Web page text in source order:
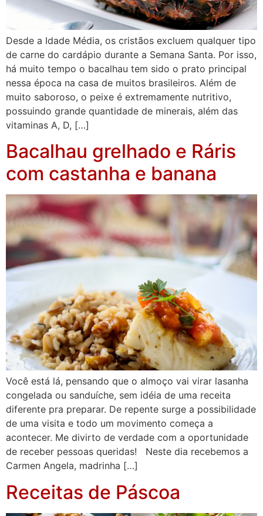
Desde a Idade Média, os cristãos excluem qualquer tipo
de carne do cardápio durante a Semana Santa. Por isso,
há muito tempo o bacalhau tem sido o prato principal
nessa época na casa de muitos brasileiros. Além de
muito saboroso, o peixe é extremamente nutritivo,
possuindo grande quantidade de minerais, além das
vitaminas A, D, […]
Bacalhau grelhado e Ráris
com castanha e banana
Você está lá, pensando que o almoço vai virar lasanha
congelada ou sanduíche, sem idéia de uma receita
diferente pra preparar. De repente surge a possibilidade
de uma visita e todo um movimento começa a
acontecer. Me divirto de verdade com a oportunidade
de receber pessoas queridas! Neste dia recebemos a
Carmen Angela, madrinha […]
Receitas de Páscoa